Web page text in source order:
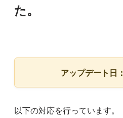
た。
アップデート日：
以下の対応を行っています。